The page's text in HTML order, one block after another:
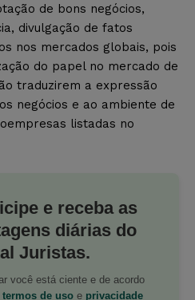
de bons negócios,
divulgação de fatos
nos mercados globais, pois
do papel no mercado de
traduzirem a expressão
negócios e ao ambiente de
listadas no
e receba as
diárias do
Juristas.
você está ciente e de acordo
termos de uso e privacidade